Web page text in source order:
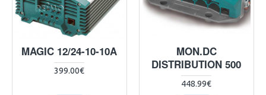
MAGIC 12/24-10-10A
399.00€
MON.DC
DISTRIBUTION 500
448.99€